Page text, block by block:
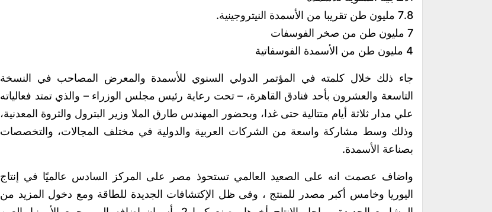
7.8 مليون طن تقريبا من الأسمدة النيتروجينية.
7 مليون طن من صخر الفوسفات
4 مليون طن من الأسمدة الفوسفاتية
جاء ذلك خلال كلمته في المؤتمر الدولي السنوي للأسمدة والمعرض المصاحب في النسخة
التاسعة والعشرون بأحد فنادق القاهرة، – تحت رعاية رئيس مجلس الوزراء – والذي تمتد فعالياته
علي مدار ثلاثة أيام متتالية حتى غدا، وبحضور المهندس طارق الملا وزير البترول والثروة المعدنية،
وذلك وسط مشاركة واسعة من الشركات العربية والدولية في مختلف المجالات، والتخصصات
بصناعة الأسمدة.
واضاف عصمت انه على الصعيد العالمي تستحوذ مصر على المركز السادس عالميًا في إنتاج
اليوريا وخامس أكبر مصدر للمنتج ، وفى ظل الإكتشافات الجديدة للطاقة ومع دخول المزيد من